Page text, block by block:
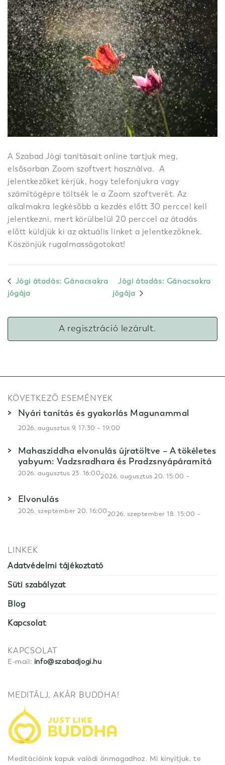
A Szabad Jógi tanításait online tartjuk meg,
elsősorban Zoom szoftvert használva. A
jelentkezőket kérjük, hogy telefonjukra vagy
számítógépre töltsék le a Zoom szoftverét. Az
alkalmakra legkésőbb a kezdés előtt 30 perccel kell
jelentkezni, mert körülbelül 20 perccel az átadás
előtt küldjük ki az aktuális linket a jelentkezőknek.
Köszönjük rugalmasságotokat!
Jógi átadás: Gánacsakra
jógája
Jógi átadás: Gánacsakra
jógája
A regisztráció lezárult.
KÖVETKEZŐ ESEMÉNYEK
Nyári tanítás és gyakorlás Magunammal
2026. augusztus 9. 17:30 -19:00
Mahasziddha elvonulás újratöltve – A tökéletes
yabyum: Vadzsradhara és Pradzsnyápáramitá
2026. augusztus 20. 15:00 -
2026. augusztus 23. 16:00
Elvonulás
2026. szeptember 18. 15:00 -
2026. szeptember 20. 16:00
LINKEK
Adatvédelmi tájékoztató
Süti szabályzat
Blog
Kapcsolat
KAPCSOLAT
E-mail: info@szabadjogi.hu
MEDITÁLJ, AKÁR BUDDHA!
Meditációink kapuk valódi önmagadhoz. Mi kinyitjuk, te